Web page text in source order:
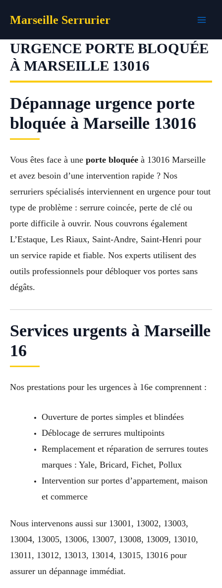
Marseille Serrurier
URGENCE PORTE BLOQUÉE
À MARSEILLE 13016
Dépannage urgence porte
bloquée à Marseille 13016
Vous êtes face à une porte bloquée à 13016 Marseille
et avez besoin d’une intervention rapide ? Nos
serruriers spécialisés interviennent en urgence pour tout
type de problème : serrure coincée, perte de clé ou
porte difficile à ouvrir. Nous couvrons également
L’Estaque, Les Riaux, Saint-Andre, Saint-Henri pour
un service rapide et fiable. Nos experts utilisent des
outils professionnels pour débloquer vos portes sans
dégâts.
Services urgents à Marseille
16
Nos prestations pour les urgences à 16e comprennent :
Ouverture de portes simples et blindées
Déblocage de serrures multipoints
Remplacement et réparation de serrures toutes
marques : Yale, Bricard, Fichet, Pollux
Intervention sur portes d’appartement, maison
et commerce
Nous intervenons aussi sur 13001, 13002, 13003,
13004, 13005, 13006, 13007, 13008, 13009, 13010,
13011, 13012, 13013, 13014, 13015, 13016 pour
assurer un dépannage immédiat.